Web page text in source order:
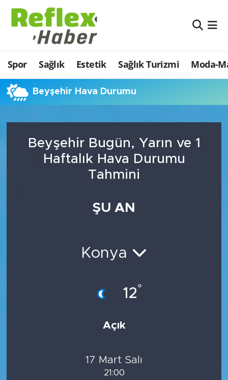
Spor Sağlık Estetik Sağlık Turizmi Moda-
Beyşehir Hava Durumu
Beyşehir Bugün, Yarın ve 1
Haftalık Hava Durumu
Tahmini
ŞU AN
Konya
12°
Açık
17 Mart Salı
21:00
Eğitim
Estetik
Firmalardan
İş ve Ekonomi
Moda-Magazin-Eğlence
Nöbetçi Eczaneler
Hava Durumu
Namaz Vakitleri
Şampiyonlar Ligi Puan Durumu ve Fikstür
Tüm Manşetler